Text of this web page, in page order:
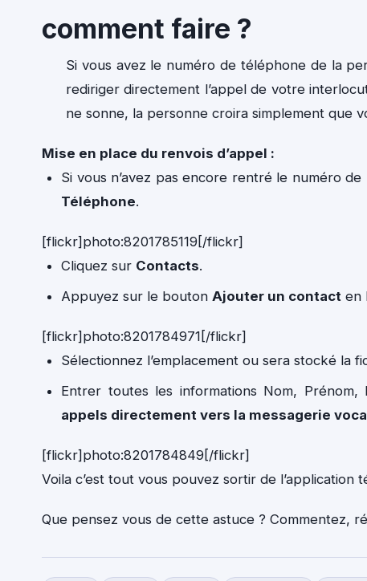
comment faire ?
Si vous avez le numéro de téléphone de la
rediriger directement l’appel de votre
ne sonne, la personne croira simplement que
Mise en place du renvois d’appel :
Si vous n’avez pas encore rentré le numéro
Téléphone.
[flickr]photo:8201785119[/flickr]
Cliquez sur Contacts.
Appuyez sur le bouton Ajouter un contact en
[flickr]photo:8201784971[/flickr]
Sélectionnez l’emplacement ou sera stocké la
Entrer toutes les informations Nom,
appels directement vers la messagerie
[flickr]photo:8201784849[/flickr]
Voila c’est tout vous pouvez sortir de
Que pensez vous de cette astuce ? Commentez,